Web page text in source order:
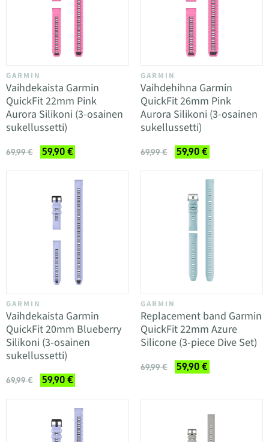
GARMIN
Vaihdekaista Garmin
QuickFit 22mm Pink
Aurora Silikoni (3-osainen
sukellussetti)
69,99 € 59,90 €
GARMIN
Vaihdehihna Garmin
QuickFit 26mm Pink
Aurora Silikoni (3-osainen
sukellussetti)
69,99 € 59,90 €
GARMIN
Vaihdekaista Garmin
QuickFit 20mm Blueberry
Silikoni (3-osainen
sukellussetti)
69,99 € 59,90 €
GARMIN
Replacement band Garmin
QuickFit 22mm Azure
Silicone (3-piece Dive Set)
69,99 € 59,90 €